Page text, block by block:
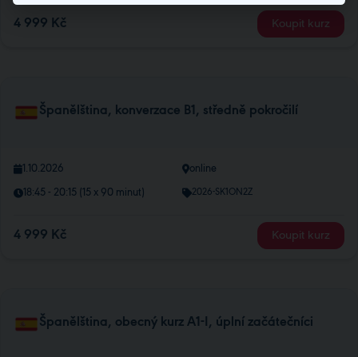
4 999 Kč Koupit kurz
Španělština, konverzace B1, středně pokročilí
1.10.2026 online
18:45 - 20:15 (15 x 90 minut) 2026-SK1ON2Z
4 999 Kč Koupit kurz
Španělština, obecný kurz A1-I, úplní začátečníci